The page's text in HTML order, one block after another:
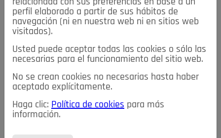
descarga esta
REVISTA
≡NOTICIAS
NOTICIAS SERVICIOS DE INTERÉS
TABLÓN DE ANUNCIOS MIS ANUNCIOS CONTACTO
NOSOTROS
relacionada con sus preferencias en base a un
perfil elaborado a partir de sus hábitos de
navegación (ni en nuestra web ni en sitios web
visitados).
Usted puede aceptar todas las cookies o sólo las
necesarias para el funcionamiento del sitio web.
No se crean cookies no necesarias hasta haber
aceptado explícitamente.
Haga clic: Política de cookies para más
información.